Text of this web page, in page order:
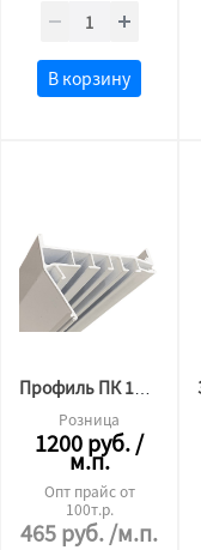
В корзину
Профиль ПК 12 гардина 3х рядный (4 м) 30мм БЕЛЫЙ
Розница
1200руб./
м.п.
Опт прайс от
100т.р.
465руб./м.п.